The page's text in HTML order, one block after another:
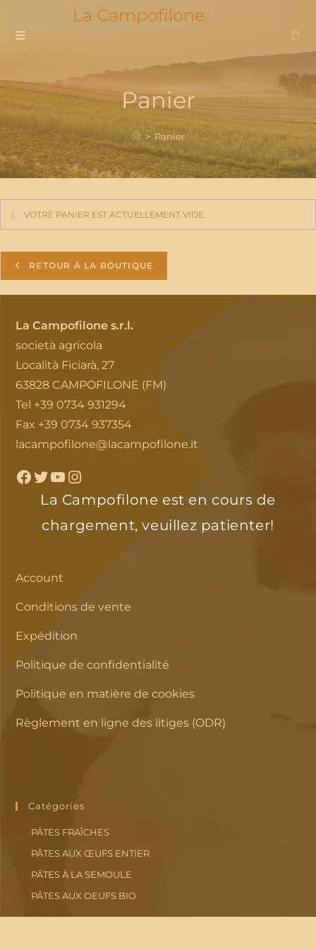
La Campofilone est en cours de
chargement, veuillez patienter!
content
La Campofilone
Panier
> Panier
VOTRE PANIER EST ACTUELLEMENT VIDE.
RETOUR À LA BOUTIQUE
La Campofilone s.r.l.
società agricola
Località Ficiarà, 27
63828 CAMPOFILONE (FM)
Tel +39 0734 931294
Fax +39 0734 937354
lacampofilone@lacampofilone.it
Facebook
TwitterYouTubeInstagram
Account
Conditions de vente
Expédition
Politique de confidentialité
Politique en matière de cookies
Règlement en ligne des litiges (ODR)
Catégories
PÂTES FRAÎCHES
PÂTES AUX ŒUFS ENTIER
PÂTES À LA SEMOULE
PÂTES AUX OEUFS BIO